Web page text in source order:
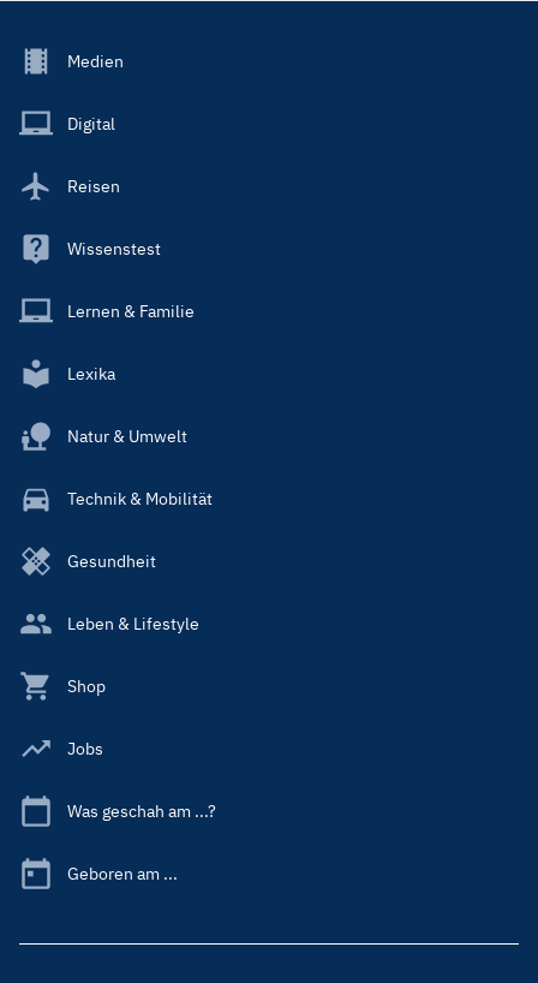
Footer
Main
Medien
Digital
Reisen
Wissenstest
Lernen & Familie
Lexika
Natur & Umwelt
Technik & Mobilität
Gesundheit
Leben & Lifestyle
Shop
Jobs
Was geschah am ...?
Geboren am ...